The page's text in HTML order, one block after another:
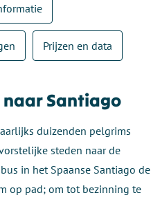
Prijzen en data
naar Santiago
duizenden pelgrims
steden naar de
in het Spaanse Santiago de
op pad; om tot bezinning te